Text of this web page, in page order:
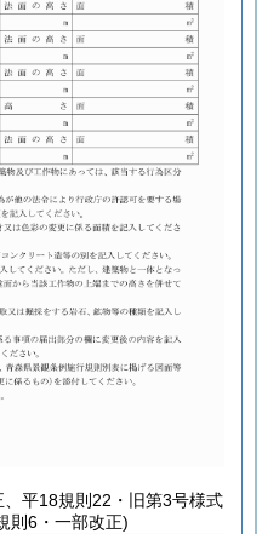
平18規則22・旧第3号様式
則6・一部改正)